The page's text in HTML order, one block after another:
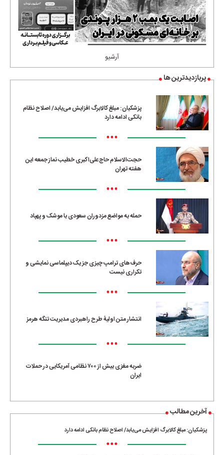
آرشیو
پربازدیدترین ها
پزشکیان: مبلغ کالابرگ افزایش می‌یابد/ اصلاح نظام
بانکی ادامه دارد
•••
حجت‌الاسلام حاج‌علی‌اکبری خطیب نماز جمعه این
هفته تهران
•••
حمله به مواضع مزدوران سعودی با موشک و پهپاد
•••
حرف‌های ترامپ چیزی جز یک دیپلماسی نمایشی و
تکراری نیست
•••
انتشار متن اولیۀ طرح راهبردی مدیریت تنگه هرمز
•••
ضربه مغزی بیش از ۷۰۰ نظامی آمریکایی در حملات
ایران
آخرین مطالب
پزشکیان: مبلغ کالابرگ افزایش می‌یابد/ اصلاح نظام بانکی ادامه دارد
•••